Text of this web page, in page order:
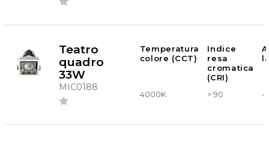
Teatro
quadro
33W
MIC0188
Temperatura
colore (CCT)
Indice
resa
cromatica
(CRI)
4000K > 90 -